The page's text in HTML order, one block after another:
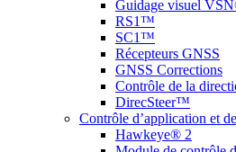
Guidage visuel
RS1™
SC1™
Récepteurs GNSS
GNSS Corrections
Contrôle de la
DirecSteer™
Contrôle d’application et
Hawkeye® 2